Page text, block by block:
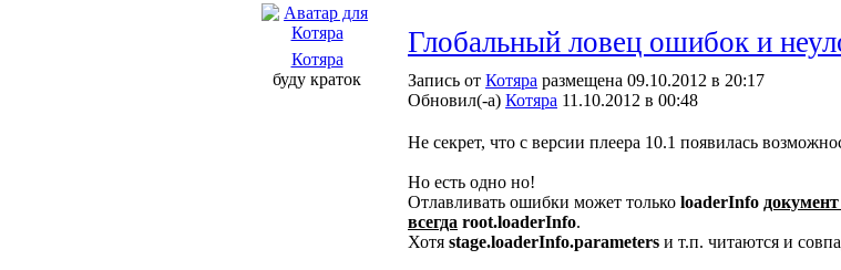
Котяра
буду краток
Глобальный ловец ошибок и
Запись от Котяра размещена 09.10.2012 в 20:17
Обновил(-а) Котяра 11.10.2012 в 00:48
Не секрет, что с версии плеера 10.1 появилась
Но есть одно но!
Отлавливать ошибки может только loaderInfo документ
всегда root.loaderInfo.
Хотя stage.loaderInfo.parameters и т.п. читаются и